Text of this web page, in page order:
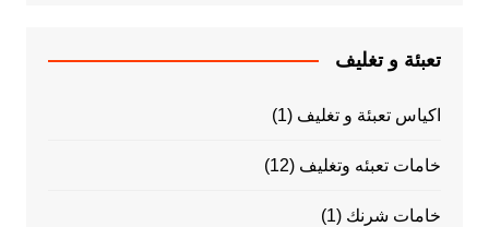
تعبئة و تغليف
اكياس تعبئة و تغليف (1)
خامات تعبئه وتغليف (12)
خامات شرنك (1)